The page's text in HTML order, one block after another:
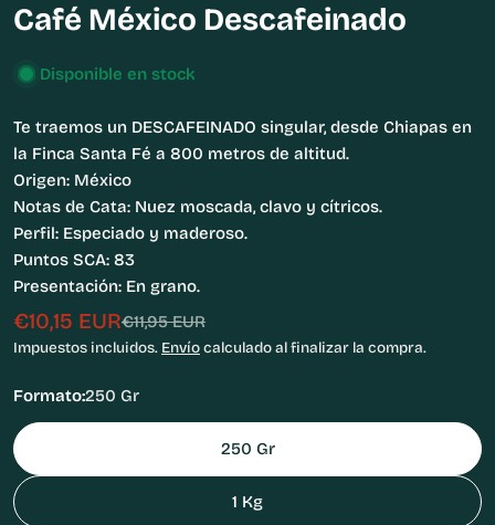
Café México Descafeinado
Disponible en stock
Te traemos un DESCAFEINADO singular, desde Chiapas en
la Finca Santa Fé a 800 metros de altitud.
Origen: México
Notas de Cata: Nuez moscada, clavo y cítricos.
Perfil: Especiado y maderoso.
Puntos SCA: 83
Presentación: En grano.
Precio
de
€10,15 EUR
Precio
habitual
€11,95 EUR
Impuestos incluidos. Envíocalculado al finalizar la compra.
Formato:250 Gr
250 Gr
1 Kg